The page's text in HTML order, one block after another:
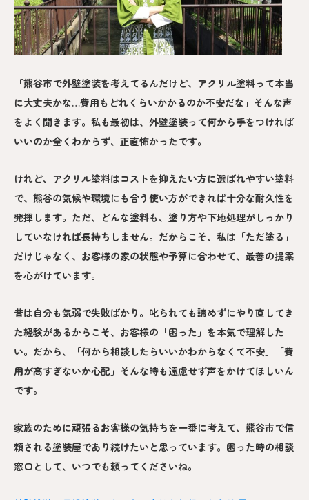
「熊谷市で外壁塗装を考えてるんだけど、アクリル塗料って本当
に大丈夫かな…費用もどれくらいかかるのか不安だな」そんな声
をよく聞きます。私も最初は、外壁塗装って何から手をつければ
いいのか全くわからず、正直怖かったです。
けれど、アクリル塗料はコストを抑えたい方に選ばれやすい塗料
で、熊谷の気候や環境にも合う使い方ができれば十分な耐久性を
発揮します。ただ、どんな塗料も、塗り方や下地処理がしっかり
していなければ長持ちしません。だからこそ、私は「ただ塗る」
だけじゃなく、お客様の家の状態や予算に合わせて、最善の提案
を心がけています。
昔は自分も気弱で失敗ばかり。叱られても諦めずにやり直してき
た経験があるからこそ、お客様の「困った」を本気で理解した
い。だから、「何から相談したらいいかわからなくて不安」「費
用が高すぎないか心配」そんな時も遠慮せず声をかけてほしいん
です。
家族のために頑張るお客様の気持ちを一番に考えて、熊谷市で信
頼される塗装屋であり続けたいと思っています。困った時の相談
窓口として、いつでも頼ってくださいね。